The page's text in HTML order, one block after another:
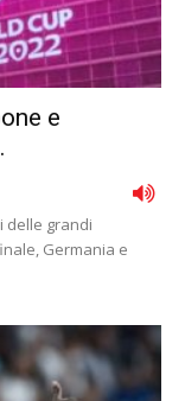
e
delle grandi
Germania e